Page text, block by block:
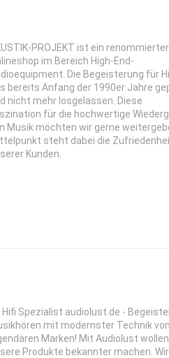
PROJEKT ist ein renommierter
im Bereich High-End-
Die Begeisterung für
bereits Anfang der 1990er Jahre
nicht mehr losgelassen. Diese
für die hochwertige
Musik möchten wir gerne
steht dabei die
Kunden.
Hifi Spezialist audiolust.de -
mit modernster Technik von
Marken! Mit Audiolust
Produkte bekannter machen. Wir